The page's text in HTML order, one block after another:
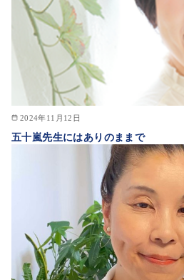
2024年11月12日
五十嵐先生にはありのままで